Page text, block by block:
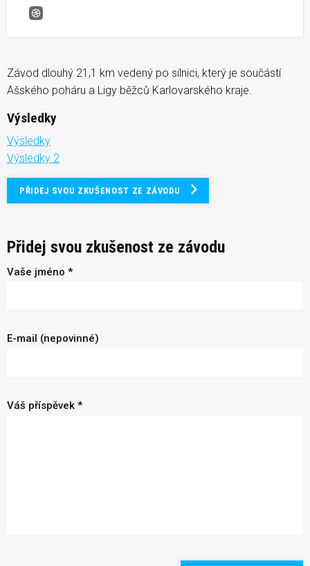
Horský půlmaraton Aš
Závod dlouhý 21,1 km vedený po silnici, který je součástí
Ašského poháru a Ligy běžců Karlovarského kraje.
Výsledky
Výsledky
Výsledky 2
PŘIDEJ SVOU ZKUŠENOST ZE ZÁVODU
Přidej svou zkušenost ze závodu
Vaše jméno *
E-mail (nepovinné)
Váš příspěvek *